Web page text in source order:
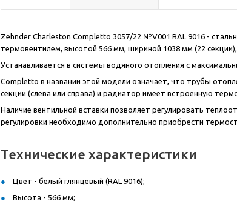
Zehnder Charleston Completto 3057/22 №V001 RAL 9016 -
термовентилем, высотой 566 мм, шириной 1038 мм (22
Устанавливается в системы водяного отопления с
Completto в названии этой модели означает, что трубы
секции (слева или справа) и радиатор имеет встроенную
Наличие вентильной вставки позволяет регулировать
регулировки необходимо дополнительно приобрести
Технические характеристики
Цвет - белый глянцевый (RAL 9016);
Высота - 566 мм;